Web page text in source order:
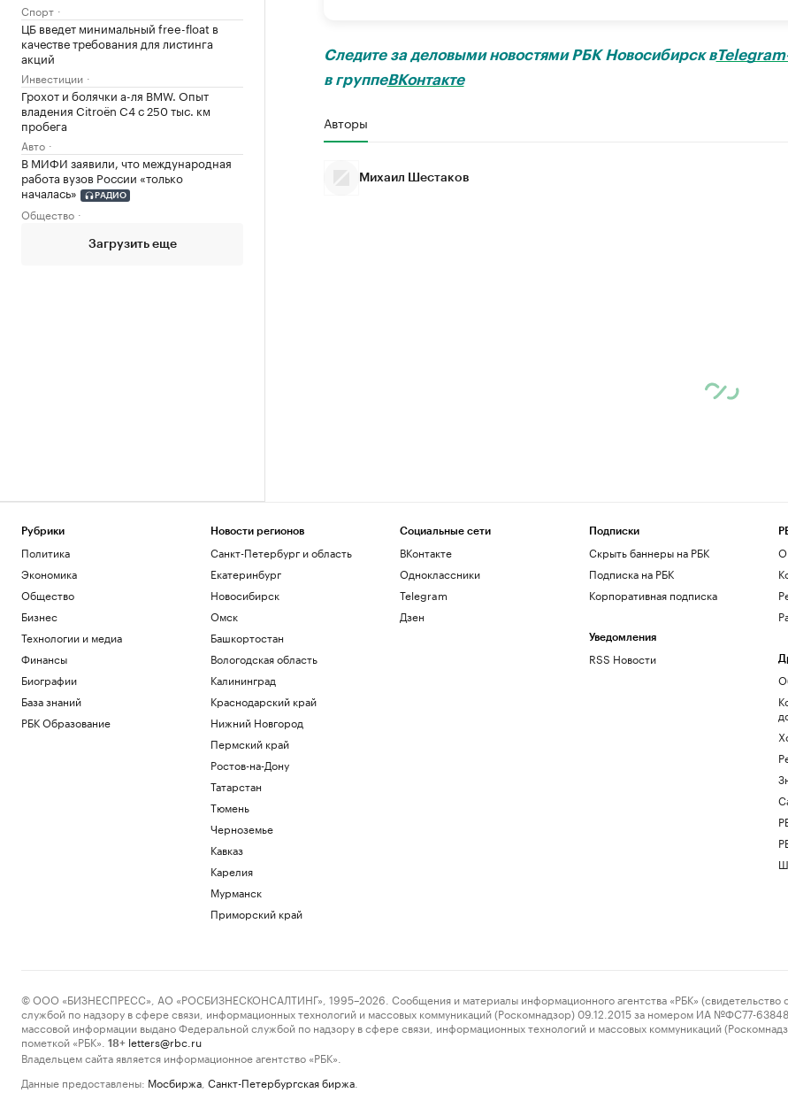
Спорт
ЦБ введет минимальный free-float в
качестве требования для листинга
акций
Инвестиции
Грохот и болячки а-ля BMW. Опыт
владения Citroёn C4 с 250 тыс. км
пробега
Авто
В МИФИ заявили, что международная
работа вузов России «только
началась»
РАДИО
Общество
Загрузить еще
Следите за деловыми новостями РБК Новосибирск в
в группеВКонтакте
Авторы
Михаил Шестаков
Рубрики
Политика
Экономика
Общество
Бизнес
Технологии и медиа
Финансы
Биографии
База знаний
РБК Образование
Новости регионов
Санкт-Петербург и область
Екатеринбург
Новосибирск
Омск
Башкортостан
Вологодская область
Калининград
Краснодарский край
Нижний Новгород
Пермский край
Ростов-на-Дону
Татарстан
Тюмень
Черноземье
Кавказ
Карелия
Мурманск
Приморский край
Социальные сети
ВКонтакте
Одноклассники
Telegram
Дзен
Подписки
Скрыть баннеры на РБК
Подписка на РБК
Корпоративная подписка
Уведомления
RSS Новости
О
© ООО «БИЗНЕСПРЕСС», АО «РОСБИЗНЕСКОНСАЛТИНГ», 1995–2026. Сообщения и материалы информационного агентства «РБК» (свидетельство
службой по надзору в сфере связи, информационных технологий и массовых коммуникаций (Роскомнадзор) 09.12.2015 за номером ИА №ФС77-
массовой информации выдано Федеральной службой по надзору в сфере связи, информационных технологий и массовых коммуникаций
пометкой «РБК».
18+ letters@rbc.ru
Владельцем сайта является информационное агентство «РБК».
Данные предоставлены: Мосбиржа Санкт-Петербургская биржа